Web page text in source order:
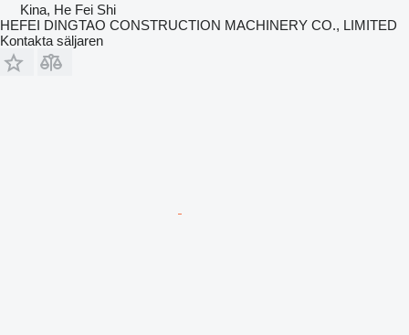
Kina, He Fei Shi
HEFEI DINGTAO CONSTRUCTION MACHINERY CO., LIMITED
Kontakta säljaren